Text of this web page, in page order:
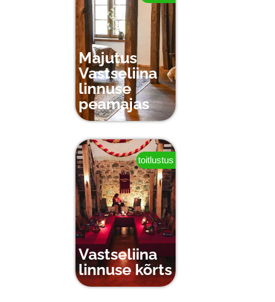
Majutus
Vastseliina
linnuse
peamajas
toitlustus
Vastseliina
linnuse kõrts